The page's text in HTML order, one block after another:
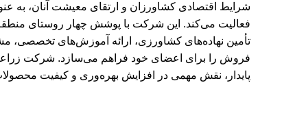
شرایط اقتصادی کشاورزان و ارتقای معیشت آنان، به
فعالیت می‌کند. این شرکت با پوشش چهار روستای
تأمین نهاده‌های کشاورزی، ارائه آموزش‌های تخصصی،
فروش را برای اعضای خود فراهم می‌سازد. شرکت
پایدار، نقش مهمی در افزایش بهره‌وری و کیفیت